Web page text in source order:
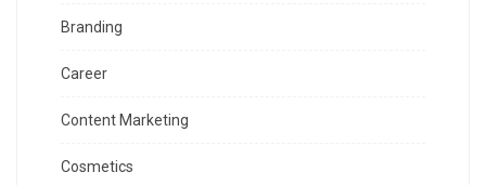
Branding
Career
Content Marketing
Cosmetics